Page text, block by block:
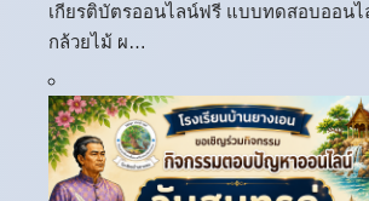
เกียรติบัตรออนไลน์ฟรี แบบทดสอบออนไ
กล้วยไม้ ผ…